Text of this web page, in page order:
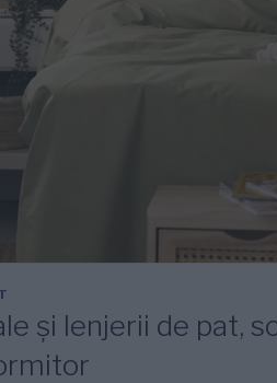
şi lenjerii de pat,